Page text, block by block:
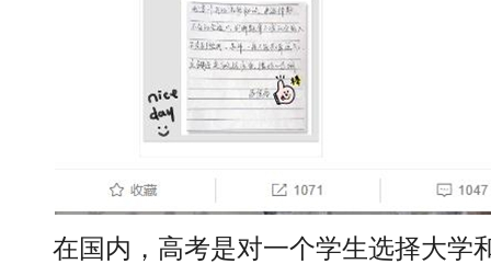
在国内，高考是对一个学生选择大学